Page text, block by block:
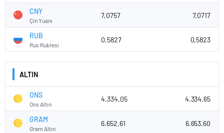
CNY
Çin Yuanı
7,0757 7,0717
RUB
Rus Rublesi
0,5827 0,5823
ALTIN
ONS
Ons Altın
4.334,05 4.334,65
GRAM
Gram Altın
6.652,61 6.653,60